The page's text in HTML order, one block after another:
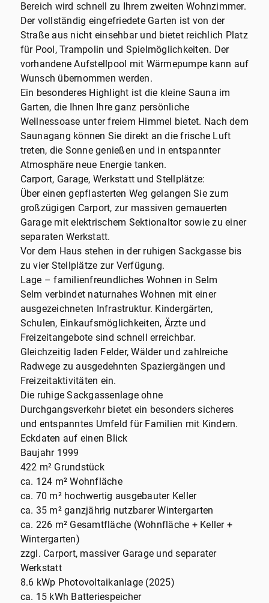
Bereich wird schnell zu Ihrem zweiten Wohnzimmer.
Der vollständig eingefriedete Garten ist von der
Straße aus nicht einsehbar und bietet reichlich Platz
für Pool, Trampolin und Spielmöglichkeiten. Der
vorhandene Aufstellpool mit Wärmepumpe kann auf
Wunsch übernommen werden.
Ein besonderes Highlight ist die kleine Sauna im
Garten, die Ihnen Ihre ganz persönliche
Wellnessoase unter freiem Himmel bietet. Nach dem
Saunagang können Sie direkt an die frische Luft
treten, die Sonne genießen und in entspannter
Atmosphäre neue Energie tanken.
Carport, Garage, Werkstatt und Stellplätze:
Über einen gepflasterten Weg gelangen Sie zum
großzügigen Carport, zur massiven gemauerten
Garage mit elektrischem Sektionaltor sowie zu einer
separaten Werkstatt.
Vor dem Haus stehen in der ruhigen Sackgasse bis
zu vier Stellplätze zur Verfügung.
Lage – familienfreundliches Wohnen in Selm
Selm verbindet naturnahes Wohnen mit einer
ausgezeichneten Infrastruktur. Kindergärten,
Schulen, Einkaufsmöglichkeiten, Ärzte und
Freizeitangebote sind schnell erreichbar.
Gleichzeitig laden Felder, Wälder und zahlreiche
Radwege zu ausgedehnten Spaziergängen und
Freizeitaktivitäten ein.
Die ruhige Sackgassenlage ohne
Durchgangsverkehr bietet ein besonders sicheres
und entspanntes Umfeld für Familien mit Kindern.
Eckdaten auf einen Blick
Baujahr 1999
422 m² Grundstück
ca. 124 m² Wohnfläche
ca. 70 m² hochwertig ausgebauter Keller
ca. 35 m² ganzjährig nutzbarer Wintergarten
ca. 226 m² Gesamtfläche (Wohnfläche + Keller +
Wintergarten)
zzgl. Carport, massiver Garage und separater
Werkstatt
8.6 kWp Photovoltaikanlage (2025)
ca. 15 kWh Batteriespeicher